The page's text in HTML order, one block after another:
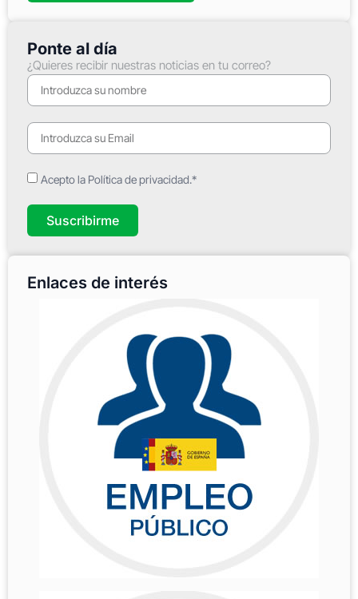
Ponte al día
¿Quieres recibir nuestras noticias en tu correo?
Acepto la Política de privacidad.*
Suscribirme
Enlaces de interés